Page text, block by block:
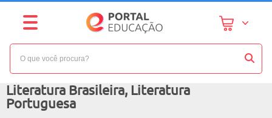
NÍVEL: INTERMEDIÁRIO
Literatura Brasileira, Literatura
Portuguesa